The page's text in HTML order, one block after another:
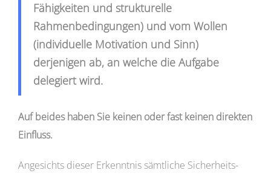
Fähigkeiten und strukturelle
Rahmenbedingungen) und vom Wollen
(individuelle Motivation und Sinn)
derjenigen ab, an welche die Aufgabe
delegiert wird.
Auf beides haben Sie keinen oder fast keinen direkten
Einfluss.
Angesichts dieser Erkenntnis sämtliche Sicherheits-